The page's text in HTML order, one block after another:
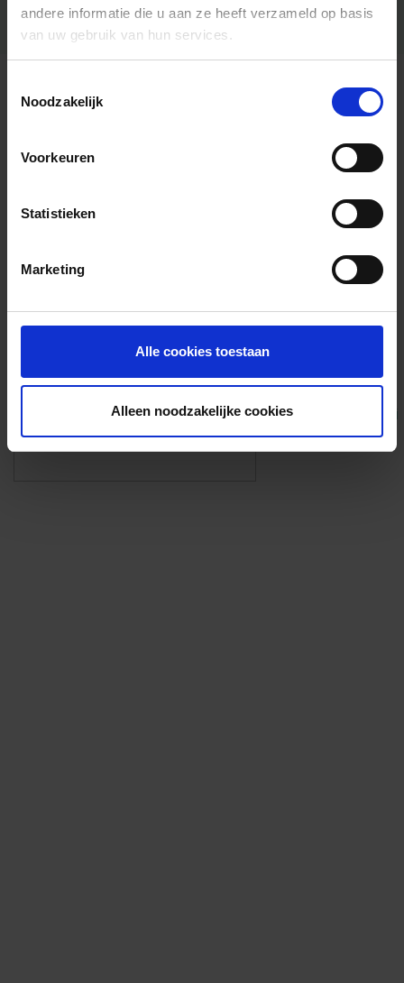
andere informatie die u aan ze heeft verzameld op basis
van uw gebruik van hun services.
Noodzakelijk
Voorkeuren
Statistieken
Marketing
Alle cookies toestaan
Alleen noodzakelijke cookies
Algemene informatie
Foto’s ({{photos.length}})
Eigen foto’s